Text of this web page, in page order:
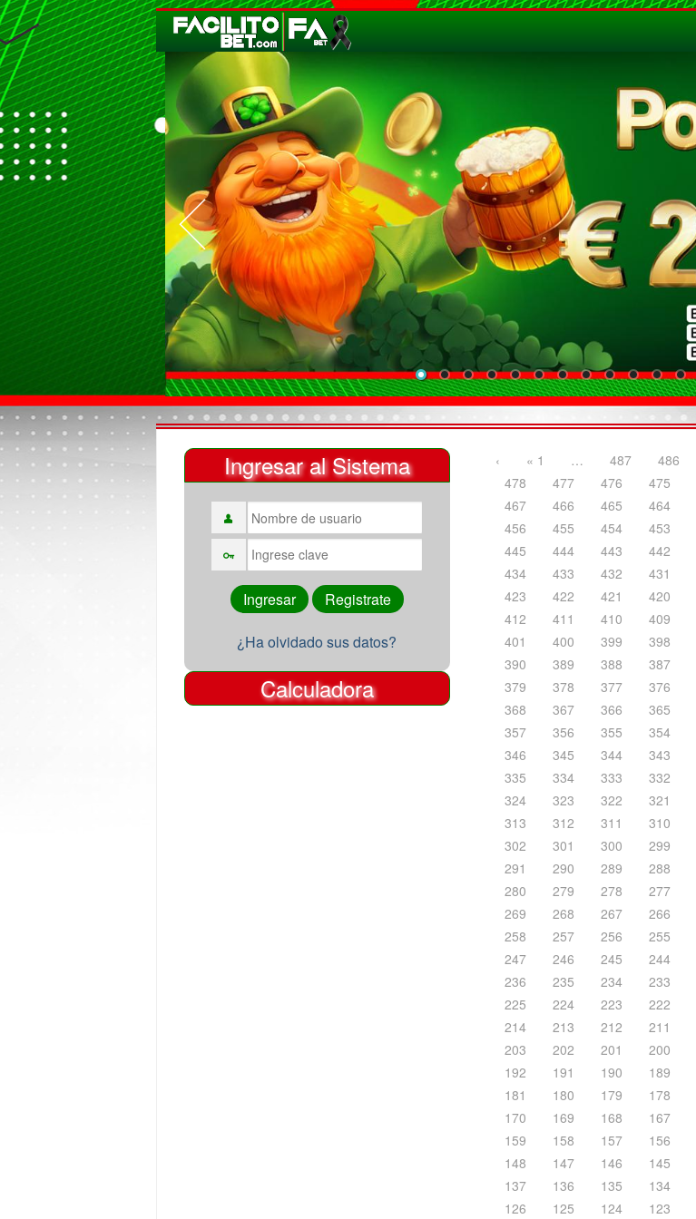
Ingresar al Sistema
¿Ha olvidado sus datos?
Calculadora
‹ « 1 … 487 486
478
477 476 475
467
466 465 464
456
455 454 453
445
444 443 442
434
433 432 431
423
422 421 420
412
411 410 409
401
400 399 398
390
389 388 387
379
378 377 376
368
367 366 365
357
356 355 354
346
345 344 343
335
334 333 332
324
323 322 321
313
312 311 310
302
301 300 299
291
290 289 288
280
279 278 277
269
268 267 266
258
257 256 255
247
246 245 244
236
235 234 233
225
224 223 222
214
213 212 211
203
202 201 200
192
191 190 189
181
180 179 178
170
169 168 167
159
158 157 156
148
147 146 145
137
136 135 134
126
125 124 123